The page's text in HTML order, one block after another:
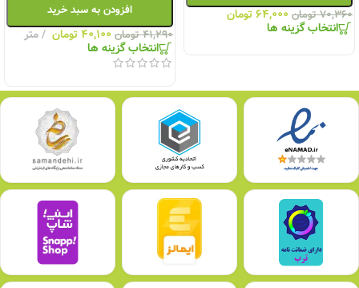
۷۰,۳۶۰ تومان ۶۴,۰۰۰تومان
انتخاب گزینه ها
افزودن به سبد خرید
۴۱,۲۹۰ تومان ۴۰,۱۰۰ تومان متر
انتخاب گزینه ها